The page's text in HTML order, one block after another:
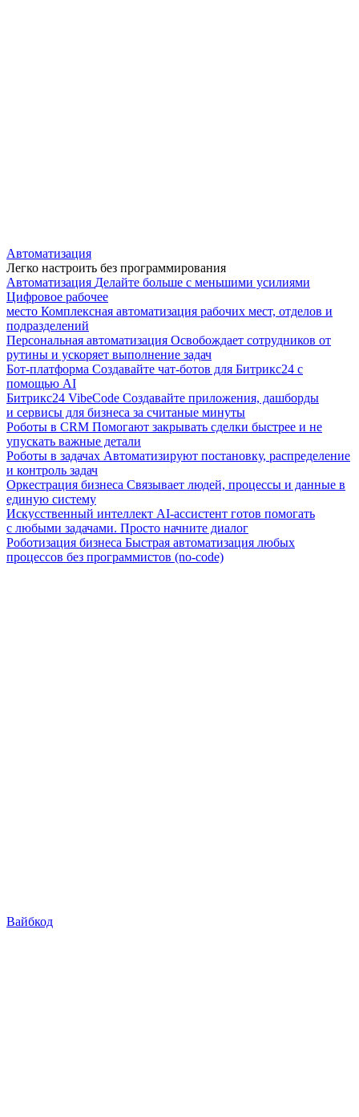
Автоматизация
Легко настроить без программирования
Автоматизация Делайте больше с меньшими усилиями
Цифровое рабочее
место Комплексная автоматизация рабочих мест, отделов и
подразделений
Персональная автоматизация Освобождает сотрудников от
рутины и ускоряет выполнение задач
Бот-платформа Создавайте чат-ботов для Битрикс24 с
помощью AI
Битрикс24 VibeCode Создавайте приложения, дашборды
и сервисы для бизнеса за считаные минуты
Роботы в CRM Помогают закрывать сделки быстрее и не
упускать важные детали
Роботы в задачах Автоматизируют постановку, распределение
и контроль задач
Оркестрация бизнеса Связывает людей, процессы и данные в
единую систему
Искусственный интеллект AI-ассистент готов помогать
с любыми задачами. Просто начните диалог
Роботизация бизнеса Быстрая автоматизация любых
процессов без программистов (no-code)
Вайбкод